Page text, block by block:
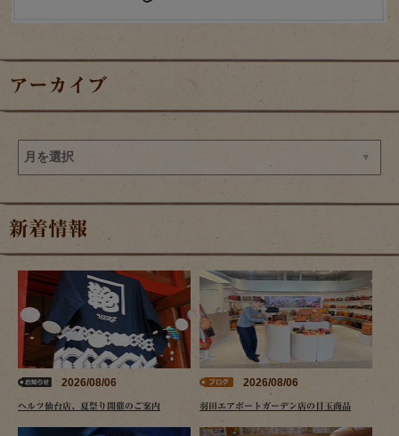
アーカイブ
新着情報
2026/08/06
ヘルツ仙台店、夏祭り開催のご案内
2026/08/06
羽田エアポートガーデン店の目玉商品